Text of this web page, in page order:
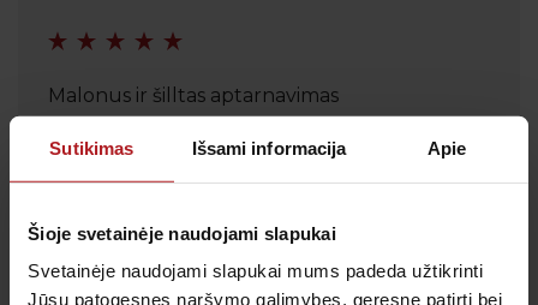
Sutikimas Išsami informacija Apie
Šioje svetainėje naudojami slapukai
Svetainėje naudojami slapukai mums padeda užtikrinti
Jūsų patogesnes naršymo galimybes, geresnę patirtį bei
Malonus ir šilltas aptarnavimas
GABRIELĖ